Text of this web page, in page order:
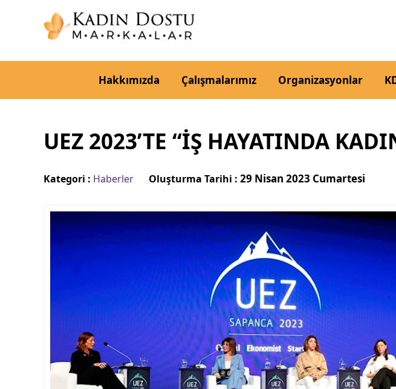
Hakkımızda Çalışmalarımız Organizasyonlar
UEZ 2023’TE “İŞ HAYATINDA
Kategori : Haberler Oluşturma Tarihi : 29 Nisan 2023 Cumartesi